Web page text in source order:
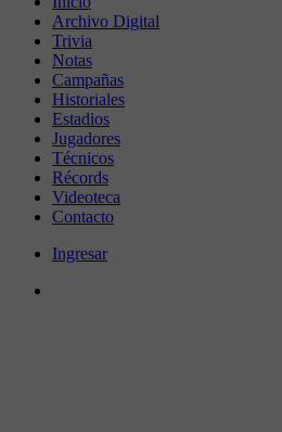
Archivo Digital
Trivia
Notas
Campañas
Historiales
Estadios
Jugadores
Técnicos
Récords
Videoteca
Contacto
Ingresar